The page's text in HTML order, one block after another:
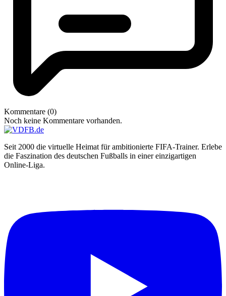
Kommentare (0)
Noch keine Kommentare vorhanden.
Seit 2000 die virtuelle Heimat für ambitionierte FIFA-Trainer. Erlebe
die Faszination des deutschen Fußballs in einer einzigartigen
Online-Liga.